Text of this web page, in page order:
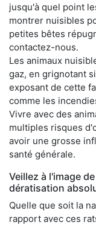
jusqu'à quel point
montrer nuisibles
petites bêtes
contactez-nous.
Les animaux
gaz, en grignotant
exposant de cette
comme les
Vivre avec des
multiples risques
avoir une grosse
santé générale.
Veillez à l'image
dératisation
Quelle que soit la
rapport avec ces